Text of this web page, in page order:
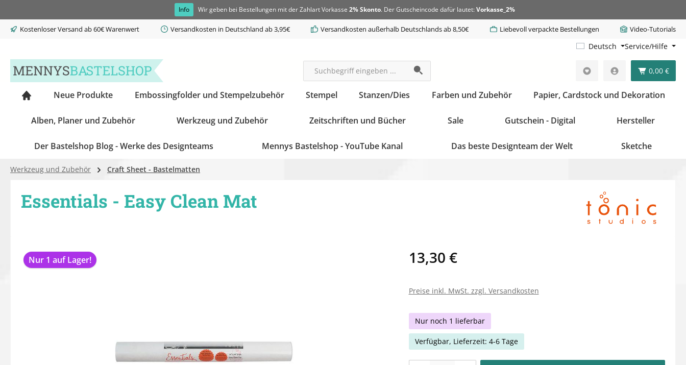
Info Wir geben bei Bestellungen mit der Zahlart Vorkasse 2% Skonto. Der Gutscheincode dafür lautet: Vorkasse_2%
Kostenloser Versand ab 60€ Warenwert Versandkosten in Deutschland ab 3,95€ Versandkosten außerhalb Deutschlands ab 8,50€ Liebevoll verpackte Bestellungen Video-Tutorials
Deutsch Service/Hilfe
0,00 €
Neue Produkte Embossingfolder und Stempelzubehör Stempel Stanzen/Dies Farben und Zubehör Papier, Cardstock und Dekoration
Alben, Planer und Zubehör Werkzeug und Zubehör Zeitschriften und Bücher Sale Gutschein - Digital Hersteller
Der Bastelshop Blog - Werke des Designteams Mennys Bastelshop - YouTube Kanal Das beste Designteam der Welt Sketche
Werkzeug und Zubehör Craft Sheet - Bastelmatten
Essentials - Easy Clean Mat
Bildergalerie überspringen
Nur 1 auf Lager! 13,30 €
Preise inkl. MwSt. zzgl. Versandkosten
Nur noch 1 lieferbar
Verfügbar, Lieferzeit: 4-6 Tage